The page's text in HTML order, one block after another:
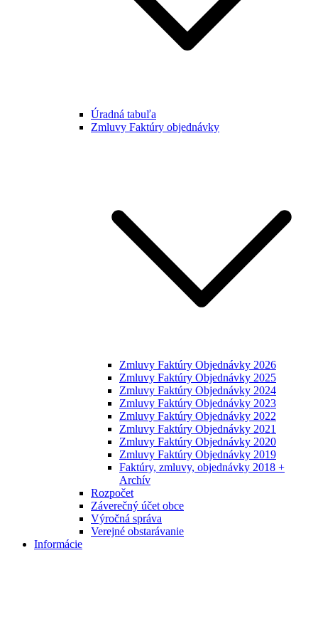
Úradná tabuľa
Zmluvy Faktúry objednávky
Zmluvy Faktúry Objednávky 2026
Zmluvy Faktúry Objednávky 2025
Zmluvy Faktúry Objednávky 2024
Zmluvy Faktúry Objednávky 2023
Zmluvy Faktúry Objednávky 2022
Zmluvy Faktúry Objednávky 2021
Zmluvy Faktúry Objednávky 2020
Zmluvy Faktúry Objednávky 2019
Faktúry, zmluvy, objednávky 2018 +
Archív
Rozpočet
Záverečný účet obce
Výročná správa
Verejné obstarávanie
Informácie